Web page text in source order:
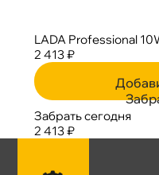
LADA Professional
2 413 ₽
Забрать сегодня
2 413 ₽